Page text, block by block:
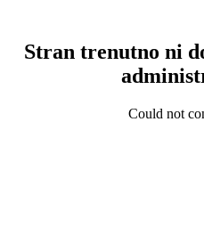
Stran trenutno ni
Could not